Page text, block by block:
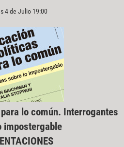
4 de Julio 19:00
lo común. Interrogantes
impostergable